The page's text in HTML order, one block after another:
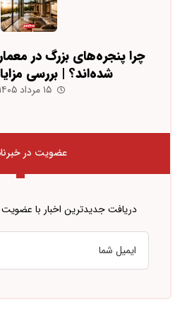
چرا پنجره‌های بزرگ در
شده‌اند؟ | بررسی
۱۵ مرداد ۱۴۰۵
عضویت در
دریافت جدیدترین اخبار با عضویت